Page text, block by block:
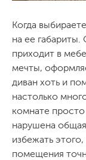
Когда
на ее габариты.
приходит в
мечты,
диван хоть и
настолько
комнате
нарушена
избежать
помещения